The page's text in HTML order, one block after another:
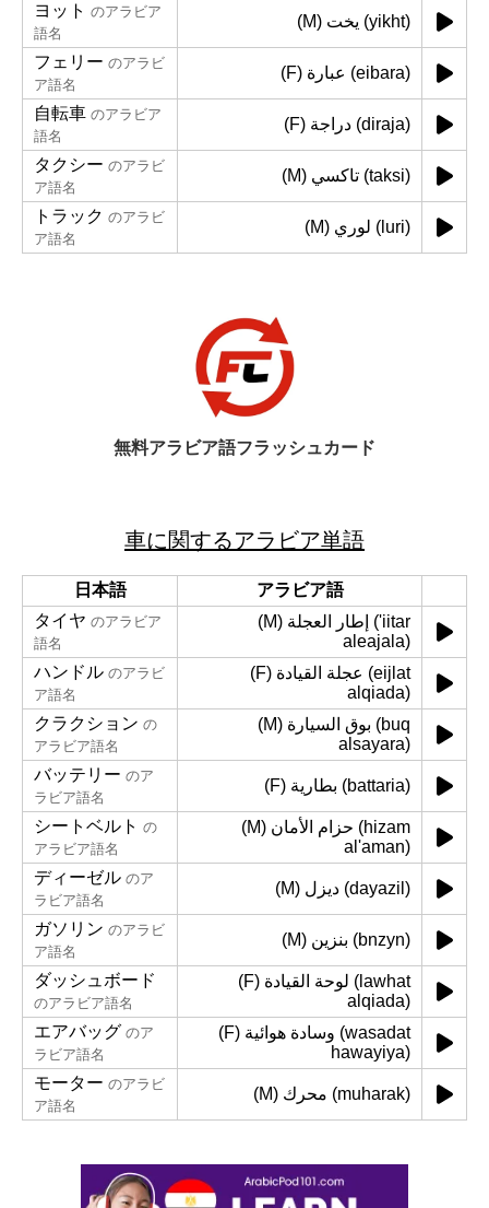
ヨット のアラビア
語名
(M) يخت (yikht)
フェリー のアラビ
ア語名
(F) عبارة (eibara)
自転車 のアラビア
語名
(F) دراجة (diraja)
タクシー のアラビ
ア語名
(M) تاكسي (taksi)
トラック のアラビ
ア語名
(M) لوري (luri)
無料アラビア語フラッシュカード
車に関するアラビア単語
日本語
アラビア語
タイヤ のアラビア
語名
(M) إطار العجلة ('iitar
aleajala)
ハンドル のアラビ
ア語名
(F) عجلة القيادة (eijlat
alqiada)
クラクション の
アラビア語名
(M) بوق السيارة (buq
alsayara)
バッテリー のア
ラビア語名
(F) بطارية (battaria)
シートベルト の
アラビア語名
(M) حزام الأمان (hizam
al'aman)
ディーゼル のア
ラビア語名
(M) ديزل (dayazil)
ガソリン のアラビ
ア語名
(M) بنزين (bnzyn)
ダッシュボード
のアラビア語名
(F) لوحة القيادة (lawhat
alqiada)
エアバッグ のア
ラビア語名
(F) وسادة هوائية (wasadat
hawayiya)
モーター のアラビ
ア語名
(M) محرك (muharak)